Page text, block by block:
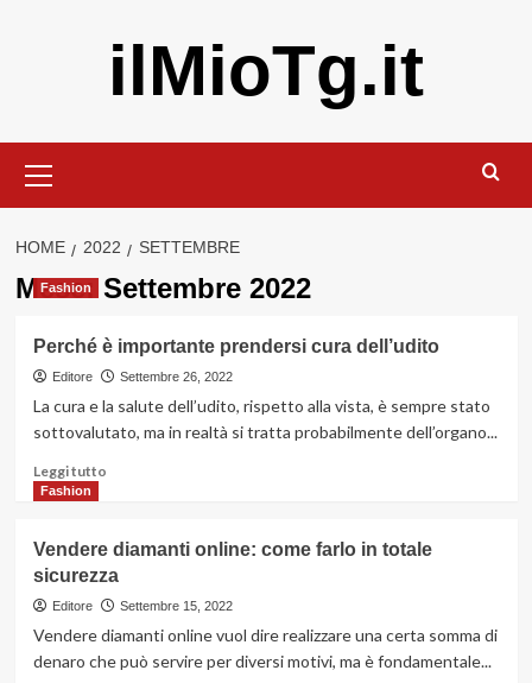
ilMioTg.it
principale
HOME 2022 SETTEMBRE
Mese:Settembre 2022
Fashion
Perché è importante prendersi cura dell’udito
Editore Settembre 26, 2022
La cura e la salute dell’udito, rispetto alla vista, è sempre stato
sottovalutato, ma in realtà si tratta probabilmente dell’organo...
Leggi tuttoLeggi
Perché
è
importante
prendersi
dell’udito
Fashion
Vendere diamanti online: come farlo in totale
sicurezza
Editore Settembre 15, 2022
Vendere diamanti online vuol dire realizzare una certa somma di
denaro che può servire per diversi motivi, ma è fondamentale...